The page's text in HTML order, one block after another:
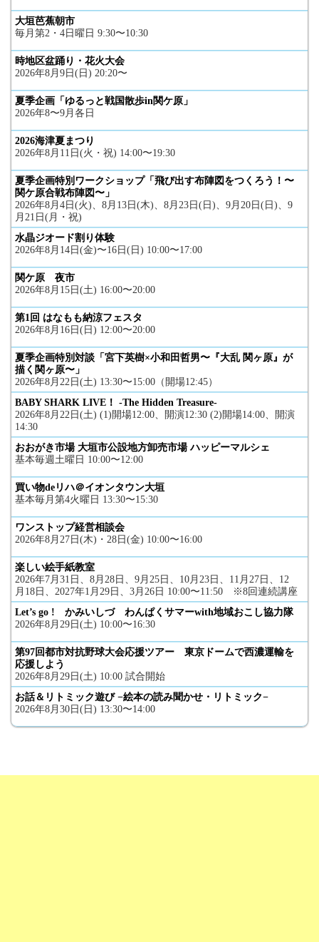
大垣芭蕉朝市
毎月第2・4日曜日 9:30〜10:30
時地区盆踊り・花火大会
2026年8月9日(日) 20:20〜
夏季企画「ゆるっと戦国散歩in関ケ原」
2026年8〜9月各日
2026海津夏まつり
2026年8月11日(火・祝) 14:00〜19:30
夏季企画特別ワークショップ「飛び出す布陣図をつくろう！〜
関ケ原合戦布陣図〜」
2026年8月4日(火)、8月13日(木)、8月23日(日)、9月20日(日)、9
月21日(月・祝)
水晶ジオード割り体験
2026年8月14日(金)〜16日(日) 10:00〜17:00
関ケ原 夜市
2026年8月15日(土) 16:00〜20:00
第1回 はなもも納涼フェスタ
2026年8月16日(日) 12:00〜20:00
夏季企画特別対談「宮下英樹×小和田哲男〜『大乱 関ヶ原』が
描く関ヶ原〜」
2026年8月22日(土) 13:30〜15:00（開場12:45）
BABY SHARK LIVE！ -The Hidden Treasure-
2026年8月22日(土) (1)開場12:00、開演12:30 (2)開場14:00、開演
14:30
おおがき市場 大垣市公設地方卸売市場 ハッピーマルシェ
基本毎週土曜日 10:00〜12:00
買い物deリハ＠イオンタウン大垣
基本毎月第4火曜日 13:30〜15:30
ワンストップ経営相談会
2026年8月27日(木)・28日(金) 10:00〜16:00
楽しい絵手紙教室
2026年7月31日、8月28日、9月25日、10月23日、11月27日、12
月18日、2027年1月29日、3月26日 10:00〜11:50 ※8回連続講座
Let’s go ! かみいしづ わんぱくサマーwith地域おこし協力隊
2026年8月29日(土) 10:00〜16:30
第97回都市対抗野球大会応援ツアー 東京ドームで西濃運輸を
応援しよう
2026年8月29日(土) 10:00 試合開始
お話＆リトミック遊び −絵本の読み聞かせ・リトミック−
2026年8月30日(日) 13:30〜14:00